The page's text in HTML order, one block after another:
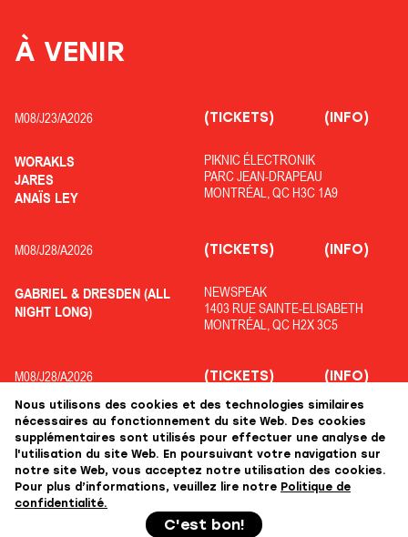
À VENIR
M08/J23/A2026
WORAKLS
JARES
ANAÏS LEY
PIKNIC ÉLECTRONIK
PARC JEAN-DRAPEAU
MONTRÉAL, QC H3C 1A9
(TICKETS) (INFO)
M08/J28/A2026
GABRIEL & DRESDEN (ALL
NIGHT LONG)
NEWSPEAK
1403 RUE SAINTE-ELISABETH
MONTRÉAL, QC H2X 3C5
(TICKETS) (INFO)
M08/J28/A2026
ADRIATIQUE
COLYN
KOLOPHANE
OFF PIKNIC
PARC JEAN-DRAPEAU
MONTRÉAL, QC H3C 1A9
(TICKETS) (INFO)
+++
Nous utilisons des cookies et des technologies similaires
nécessaires au fonctionnement du site Web. Des cookies
supplémentaires sont utilisés pour effectuer une analyse de
l'utilisation du site Web. En poursuivant votre navigation sur
notre site Web, vous acceptez notre utilisation des cookies.
Pour plus d’informations, veuillez lire notre Politique de
confidentialité.
C'est bon!